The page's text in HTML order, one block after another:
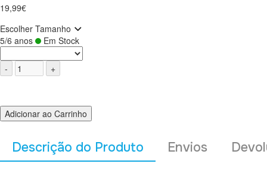
19,99€
Escolher Tamanho
5/6 anos
Em Stock
Adicionar ao Carrinho
Descrição do Produto Envios